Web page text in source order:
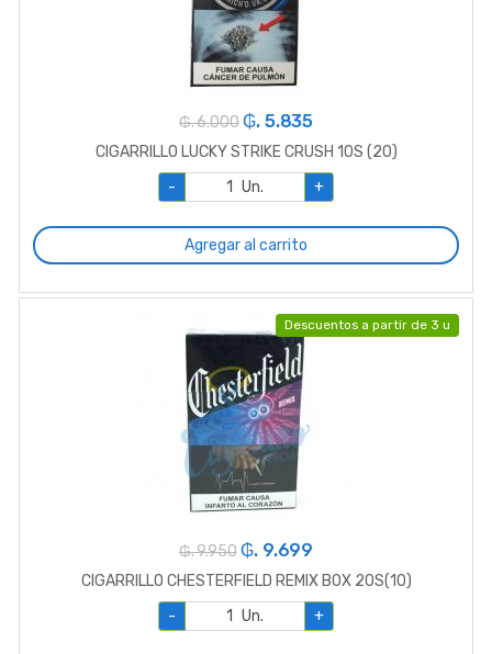
₲. 6.000 ₲. 5.835
CIGARRILLO LUCKY STRIKE CRUSH 10S (20)
-
Un. +
Agregar al carrito
Descuentos a partir de 3 u
₲. 9.950 ₲. 9.699
CIGARRILLO CHESTERFIELD REMIX BOX 20S(10)
-
Un. +